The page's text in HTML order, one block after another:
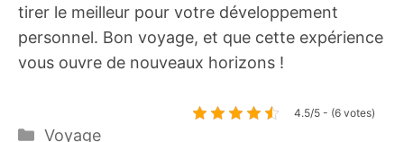
tirer le meilleur pour votre développement
personnel. Bon voyage, et que cette expérience
vous ouvre de nouveaux horizons !
4.5/5 - (6 votes)
Catégories
Voyage